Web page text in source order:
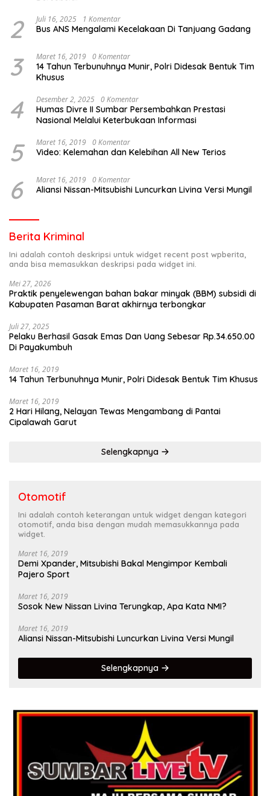
2 Juli 16, 2025 1 Komentar
Bus ANS Mengalami Kecelakaan Di Tanjuang Gadang
3 Maret 16, 2019 0 Komentar
14 Tahun Terbunuhnya Munir, Polri Didesak Bentuk Tim
Khusus
4 Desember 2, 2025 0 Komentar
Humas Divre II Sumbar Persembahkan Prestasi
Nasional Melalui Keterbukaan Informasi
5 Maret 16, 2019 0 Komentar
Video: Kelemahan dan Kelebihan All New Terios
6 Maret 16, 2019 0 Komentar
Aliansi Nissan-Mitsubishi Luncurkan Livina Versi Mungil
Berita Kriminal
Ini adalah contoh deskripsi untuk widget recent post wpberita,
anda bisa memasukkan deskripsi pada widget ini.
Mei 27, 2026
Praktik penyelewengan bahan bakar minyak (BBM) subsidi di
Kabupaten Pasaman Barat akhirnya terbongkar
Juli 27, 2025
Pelaku Berhasil Gasak Emas Dan Uang Sebesar Rp.34.650.00
Di Payakumbuh
Maret 16, 2019
14 Tahun Terbunuhnya Munir, Polri Didesak Bentuk Tim Khusus
Maret 16, 2019
2 Hari Hilang, Nelayan Tewas Mengambang di Pantai
Cipalawah Garut
Selengkapnya
Otomotif
Ini adalah contoh keterangan untuk widget dengan kategori
otomotif, anda bisa dengan mudah memasukkannya pada
widget.
Maret 16, 2019
Demi Xpander, Mitsubishi Bakal Mengimpor Kembali
Pajero Sport
Maret 16, 2019
Sosok New Nissan Livina Terungkap, Apa Kata NMI?
Maret 16, 2019
Aliansi Nissan-Mitsubishi Luncurkan Livina Versi Mungil
Selengkapnya